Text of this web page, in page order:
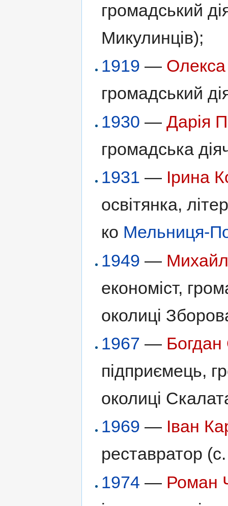
громадський
Микулинців);
1919 —
громадський
1930 —Дарія
громадська
1931 — Ірина
освітянка,
ко Мельниця-
1949 —
економіст,
околиці
1967 — Богдан
підприємець,
околиці
1969 — Іван
реставратор
1974 — Роман